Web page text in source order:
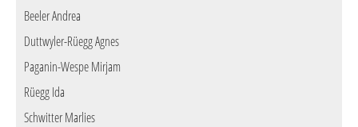
Beeler Andrea
Duttwyler-Rüegg Agnes
Paganin-Wespe Mirjam
Rüegg Ida
Schwitter Marlies